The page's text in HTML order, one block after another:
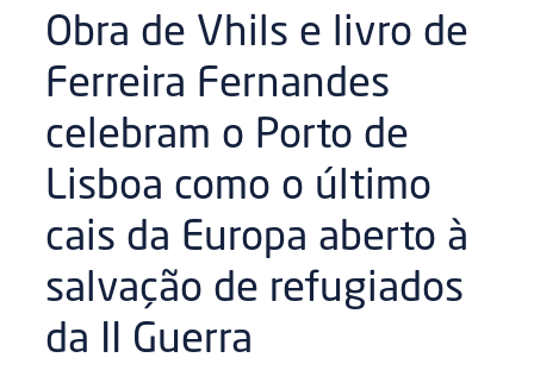
Obra de Vhils e livro de
Ferreira Fernandes
celebram o Porto de
Lisboa como o último
cais da Europa aberto à
salvação de refugiados
da II Guerra